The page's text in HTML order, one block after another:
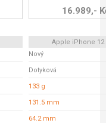
16.989,-
Apple iPhone
Nový
Dotyková
133 g
131.5 mm
64.2 mm